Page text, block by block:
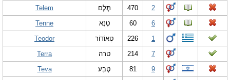
Telem תֶּלֶם 470
2
Tenne
טֶנֶא 60
6
Teodor
טֶאוֹדוֹר 226
1
Terra
טרה 214
7
Teva
טֶבַע 81
9